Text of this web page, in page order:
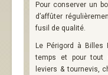
Pour conserver un
d’affûter
fusil de qualité.
Le Périgord à
temps et pour tout
leviers & tournevis,